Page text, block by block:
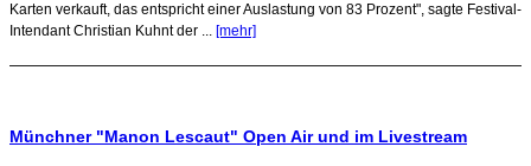
Karten verkauft, das entspricht einer Auslastung von 83 Prozent", sagte Festival-
Intendant Christian Kuhnt der ... [mehr]
Münchner "Manon Lescaut" Open Air und im Livestream